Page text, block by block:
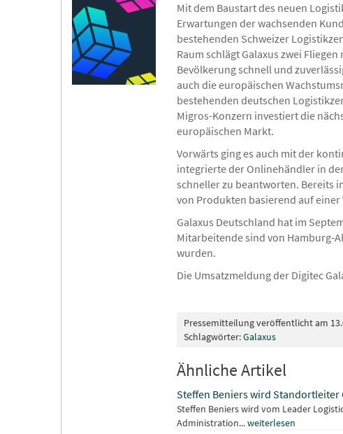
Mit dem Baustart des neuen
Erwartungen der wachsenden
bestehenden Schweizer
Raum schlägt Galaxus zwei
Bevölkerung schnell und
auch die europäischen
bestehenden deutschen
Migros-Konzern investiert die
europäischen Markt.
Vorwärts ging es auch mit der
integrierte der Onlinehändler in
schneller zu beantworten. Bereits
von Produkten basierend auf
Galaxus Deutschland hat im
Mitarbeitende sind von Hamburg-
wurden.
Die Umsatzmeldung der Digitec
Pressemitteilung veröffentlicht am
Schlagwörter:Galaxus
Ähnliche Artikel
Steffen Beniers wird Standortleiter
Steffen Beniers wird vom Leader
Administration...weiterlesen